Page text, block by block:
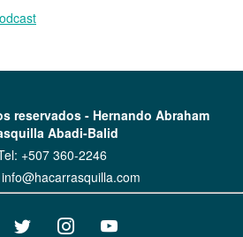
reservados - Hernando Abraham
Abadi-Balid
+507 360-2246
info@hacarrasquilla.com